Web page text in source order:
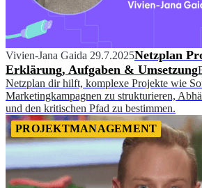
Vivien-Jana Gaida 29.7.2025Netzplan
Erklärung, Aufgaben & Umsetzung
Netzplan dir hilft, komplexe Projekte wie
Marketingkampagnen zu strukturieren,
und den kritischen Pfad zu bestimmen.
PROJEKTMANAGEMENT